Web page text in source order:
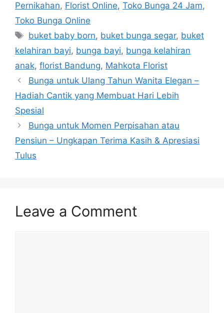
Pernikahan, Florist Online, Toko Bunga 24 Jam,
Toko Bunga Online
buket baby born, buket bunga segar, buket
kelahiran bayi, bunga bayi, bunga kelahiran
anak, florist Bandung, Mahkota Florist
Bunga untuk Ulang Tahun Wanita Elegan –
Hadiah Cantik yang Membuat Hari Lebih
Spesial
Bunga untuk Momen Perpisahan atau
Pensiun – Ungkapan Terima Kasih & Apresiasi
Tulus
Leave a Comment